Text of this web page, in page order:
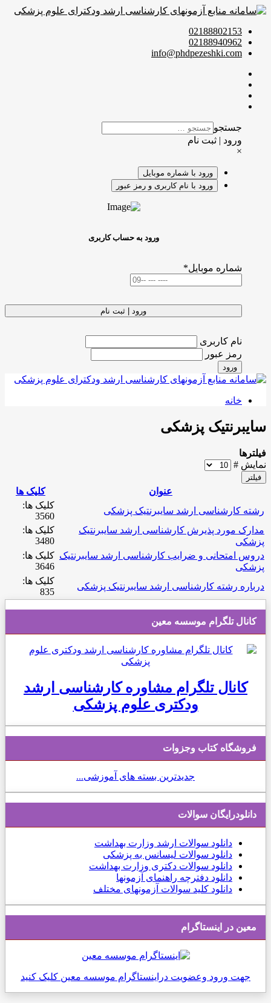
02188802153
02188940962
info@phdpezeshki.com
جستجو
ورود | ثبت نام
×
ورود با شماره موبایل
ورود با نام کاربری و رمز عبور
ورود به حساب کاربری
شماره موبایل*
ورود | ثبت نام
نام کاربری
رمز عبور
ورود
خانه
سایبرنتیک پزشکی
فیلترها
نمایش #
فیلتر
عنوان
کلیک ها
رشته کارشناسی ارشد سایبرنتیک پزشکی
کلیک ها:
3560
مدارک مورد پذیرش کارشناسی ارشد سایبرنتیک
پزشکی
کلیک ها:
3480
دروس امتحانی و ضرایب کارشناسی ارشد سایبرنتیک
پزشکی
کلیک ها:
3646
درباره رشته کارشناسی ارشد سایبرنتیک پزشکی
کلیک ها:
835
کانال تلگرام موسسه معین
کانال تلگرام مشاوره کارشناسی ارشد
ودکتری علوم پزشکی
فروشگاه کتاب وجزوات
جدیدترین بسته های آموزشی...
دانلودرایگان سوالات
دانلود سوالات ارشد وزارت بهداشت
دانلود سوالات لیسانس به پزشکی
دانلود سوالات دکتری وزارت بهداشت
دانلود دفترچه راهنمای آزمونها
دانلود کلید سوالات آزمونهای مختلف
معین در اینستاگرام
جهت ورود وعضویت دراینستاگرام موسسه معین کلیک کنید